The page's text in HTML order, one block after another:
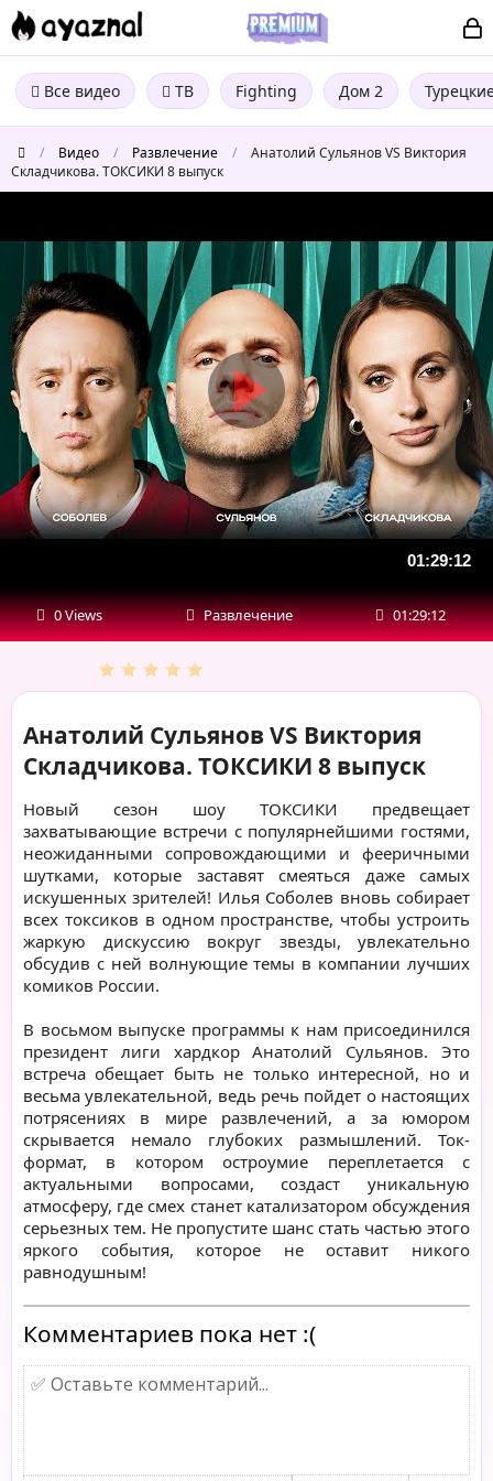
Все видео ТВ Fighting Дом 2
/ Видео / Развлечение /
Анатолий Сульянов VS Виктория
Складчикова. ТОКСИКИ 8 выпуск
Сульянов
VS
Виктория
Складчикова.
ТОКСИКИ
выпуск
01:29:12
0 Views Развлечение 01:29:12
Анатолий Сульянов VS Виктория
Складчикова. ТОКСИКИ 8 выпуск
Новый сезон шоу ТОКСИКИ предвещает
захватывающие встречи с популярнейшими гостями,
неожиданными сопровождающими и фееричными
шутками, которые заставят смеяться даже самых
искушенных зрителей! Илья Соболев вновь собирает
всех токсиков в одном пространстве, чтобы устроить
жаркую дискуссию вокруг звезды, увлекательно
обсудив с ней волнующие темы в компании лучших
комиков России.
В восьмом выпуске программы к нам присоединился
президент лиги хардкор Анатолий Сульянов. Это
встреча обещает быть не только интересной, но и
весьма увлекательной, ведь речь пойдет о настоящих
потрясениях в мире развлечений, а за юмором
скрывается немало глубоких размышлений. Ток-
формат, в котором остроумие переплетается с
актуальными вопросами, создаст уникальную
атмосферу, где смех станет катализатором обсуждения
серьезных тем. Не пропустите шанс стать частью этого
яркого события, которое не оставит никого
равнодушным!
Комментариев пока нет :(